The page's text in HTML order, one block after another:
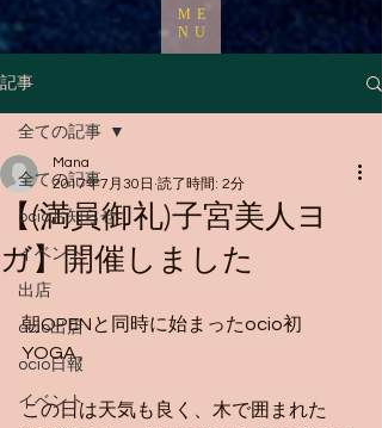
ME
NU
記事
全ての記事
ocioお知らせ
イベント
出店
ocio出店
ocio日報
イベント
全ての記事
【(満員御礼)子宮美人ヨ
ガ】開催しました
Mana
2017年7月30日 読了時間: 2分
朝OPENと同時に始まったocio初
YOGA。
この日は天気も良く、木で囲まれた